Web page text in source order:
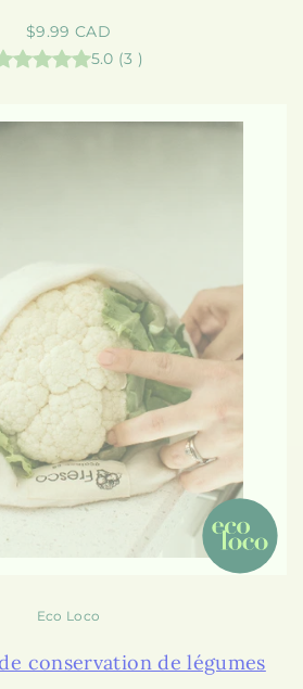
Prix
habituel
$9.99 CAD
5.0 (3 )
Eco Loco
de conservation de légumes